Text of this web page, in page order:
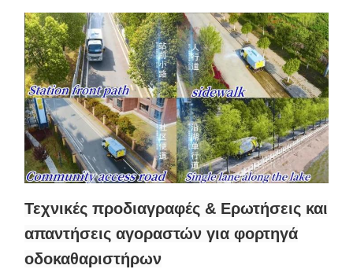
Τεχνικές προδιαγραφές & Ερωτήσεις και
απαντήσεις αγοραστών για φορτηγά
οδοκαθαριστήρων